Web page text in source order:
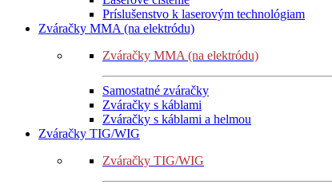
Príslušenstvo k laserovým technológiam
Zváračky MMA (na elektródu)
Zváračky MMA (na elektródu)
Samostatné zváračky
Zváračky s káblami
Zváračky s káblami a helmou
Zváračky TIG/WIG
Zváračky TIG/WIG